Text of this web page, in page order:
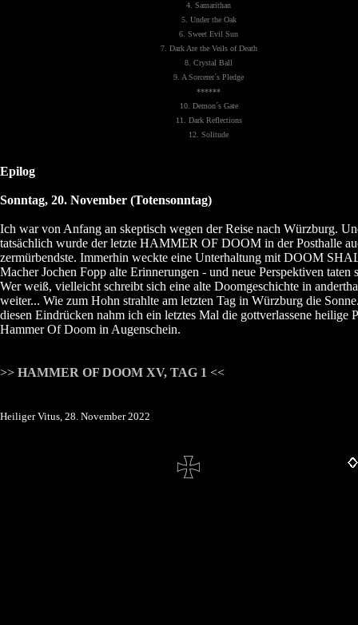
4. Samarithan
5. Under the Oak
6. Sweet Evil Sun
7. Dark Are the Veils of Death
8. Crystal Ball
9. A Sorcerer´s Pledge
******
10. Demon´s Gate
11. Dark Reflections
12. Solitude
Epilog
Sonntag, 20. November (Totensonntag)
Ich war von Anfang an skeptisch wegen der Reise nach Würzburg.
tatsächlich wurde der letzte HAMMER OF DOOM in der Posthalle
zermürbendste. Immerhin weckte eine Unterhaltung mit DOOM
Macher Jochen Fopp alte Erinnerungen - und neue Perspektiven taten
Wer weiß, vielleicht schreibt sich eine alte Doomgeschichte in
weiter... Wie zum Hohn strahlte am letzten Tag in Würzburg die
diesen Eindrücken nahm ich ein letztes Mal die gottverlassene heilige
Hammer Of Doom in Augenschein.
>> HAMMER OF DOOM XV, TAG 1 <<
Heiliger Vitus, 28. November 2022